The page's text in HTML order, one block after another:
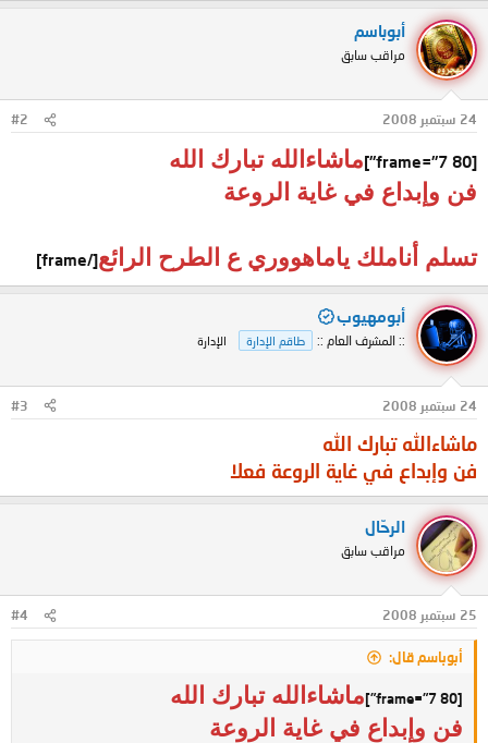
أبوباسم
مراقب سابق
24 سبتمبر 2008 #2
[frame="7 80"]
ماشاءالله تبارك الله
فن وإبداع في غاية الروعة
تسلم أناملك ياماهووري ع الطرح الرائع[/frame]
أبومهيوب
:: المشرف العام :: طاقم الإدارة الإدارة
24 سبتمبر 2008 #3
ماشاءالله تبارك الله
فن وإبداع في غاية الروعة فعلا
الرحّال
مراقب سابق
25 سبتمبر 2008 #4
أبوباسم قال:
[frame="7 80"]
ماشاءالله تبارك الله
فن وإبداع في غاية الروعة